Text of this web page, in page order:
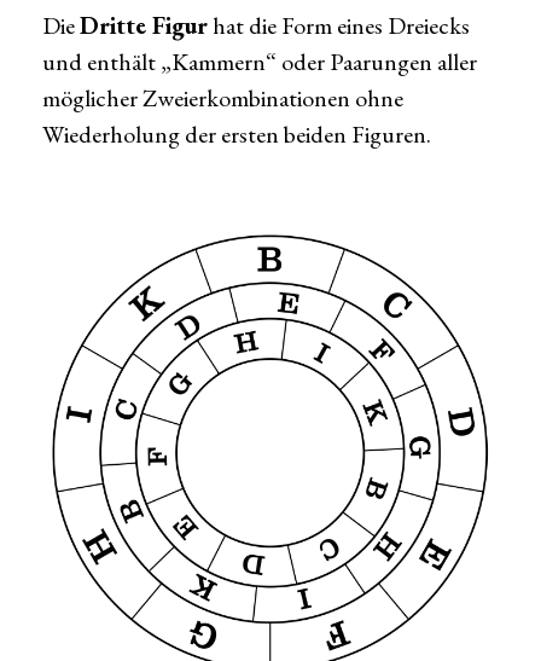
DieDritte Figurhat die Form eines Dreiecks
und enthält „Kammern“ oder Paarungen aller
möglicher Zweierkombinationen ohne
Wiederholung der ersten beiden Figuren.